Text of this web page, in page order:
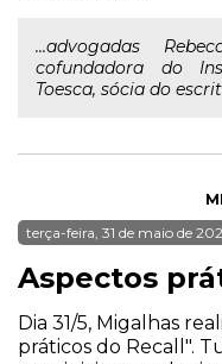
...advogadas
cofundadora do
Toesca, sócia do
terça-feira, 31 de maio de
Aspectos
Dia 31/5, Migalhas
práticos do Recall".